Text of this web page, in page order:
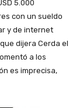
5.000
con un sueldo
y de internet
dijera Cerda el
a los
es imprecisa,